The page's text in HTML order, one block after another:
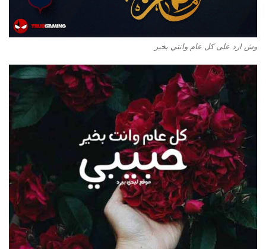
وش ارد على كل عام وانتي بخير